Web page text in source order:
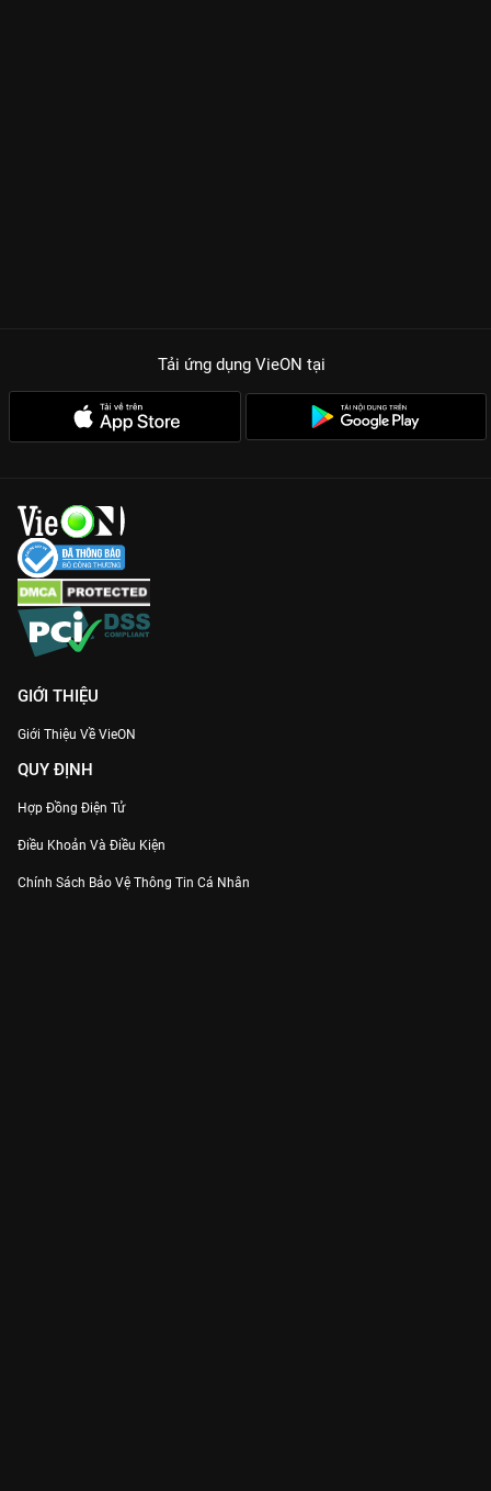
Tải ứng dụng VieON tại
GIỚI THIỆU
Giới Thiệu Về VieON
QUY ĐỊNH
Hợp Đồng Điện Tử
Điều Khoản Và Điều Kiện
Chính Sách Bảo Vệ Thông Tin Cá Nhân